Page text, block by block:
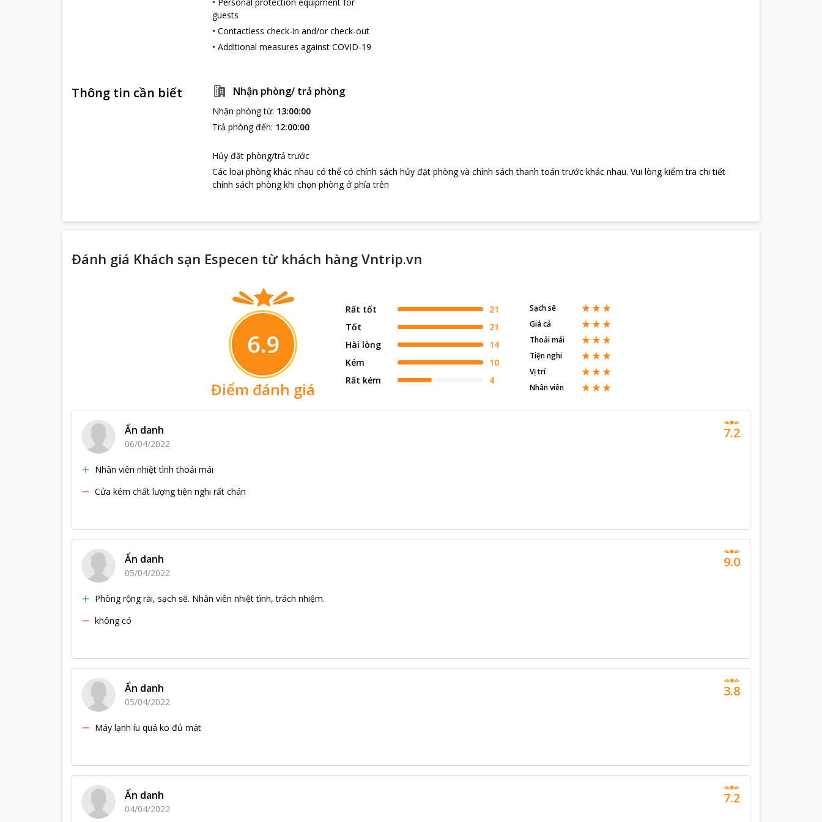
guests
• Contactless check-in and/or check-out
• Additional measures against COVID-19
Thông tin cần biết Nhận phòng/ trả phòng
Nhận phòng từ: 13:00:00
Trả phòng đến: 12:00:00
Hủy đặt phòng/trả trước
Các loại phòng khác nhau có thể có chính sách hủy đặt phòng và chính sách thanh toán trước khác nhau. Vui lòng kiểm tra chi tiết
chính sách phòng khi chọn phòng ở phía trên
Đánh giá Khách sạn Especen từ khách hàng Vntrip.vn
6.9
Điểm đánh giá
Rất tốt
21
Tốt
21
Hài lòng
14
Kém
10
Rất kém
4
Sạch sẽ
Giá cả
Thoải mái
Tiện nghi
Vị trí
Nhân viên
Ẩn danh
06/04/2022
Nhân viên nhiệt tình thoải mái
Cửa kém chất lượng tiện nghi rất chán
7.2
Ẩn danh
05/04/2022
Phòng rộng rãi, sạch sẽ. Nhân viên nhiệt tình, trách nhiệm.
không có
9.0
Ẩn danh
05/04/2022
Máy lạnh íu quá ko đủ mát
3.8
Ẩn danh
04/04/2022
7.2